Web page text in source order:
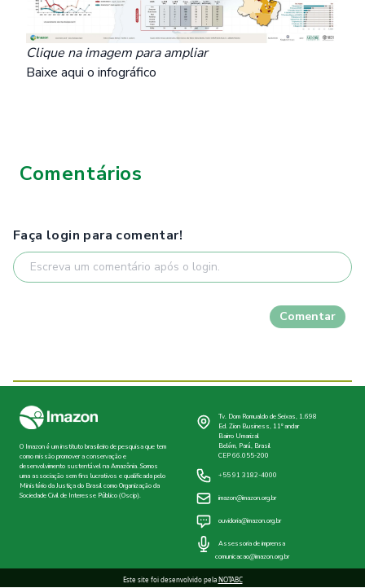
Clique na imagem para ampliar
Baixe aqui o infográfico
Comentários
Faça login para comentar!
Comentar
O Imazon é um instituto brasileiro de pesquisa que tem
como missão promover a conservação e
desenvolvimento sustentável na Amazônia. Somos
uma associação sem fins lucrativos e qualificada pelo
Ministério da Justiça do Brasil como Organização da
Sociedade Civil de Interesse Público (Oscip).
Tv. Dom Romualdo de Seixas, 1.698
Ed. Zion Business, 11º andar
Bairro Umarizal
Belém, Pará, Brasil
CEP 66.055-200
+55 91 3182-4000
imazon@imazon.org.br
ouvidoria@imazon.org.br
Assessoria de imprensa
comunicacao@imazon.org.br
Este site foi desenvolvido pelaNOTABC